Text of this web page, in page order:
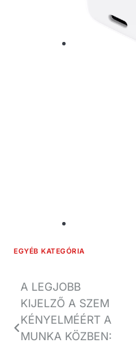
EGYÉB KATEGÓRIA
Bejegyzés
navigáció
A LEGJOBB
KIJELZŐ A SZEM
KÉNYELMÉÉRT A
MUNKA KÖZBEN: